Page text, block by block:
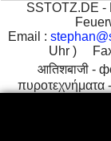
SSTOTZ.DE -
Email :
Uhr )
आतिशबाजी -
πυροτεχνήματα -